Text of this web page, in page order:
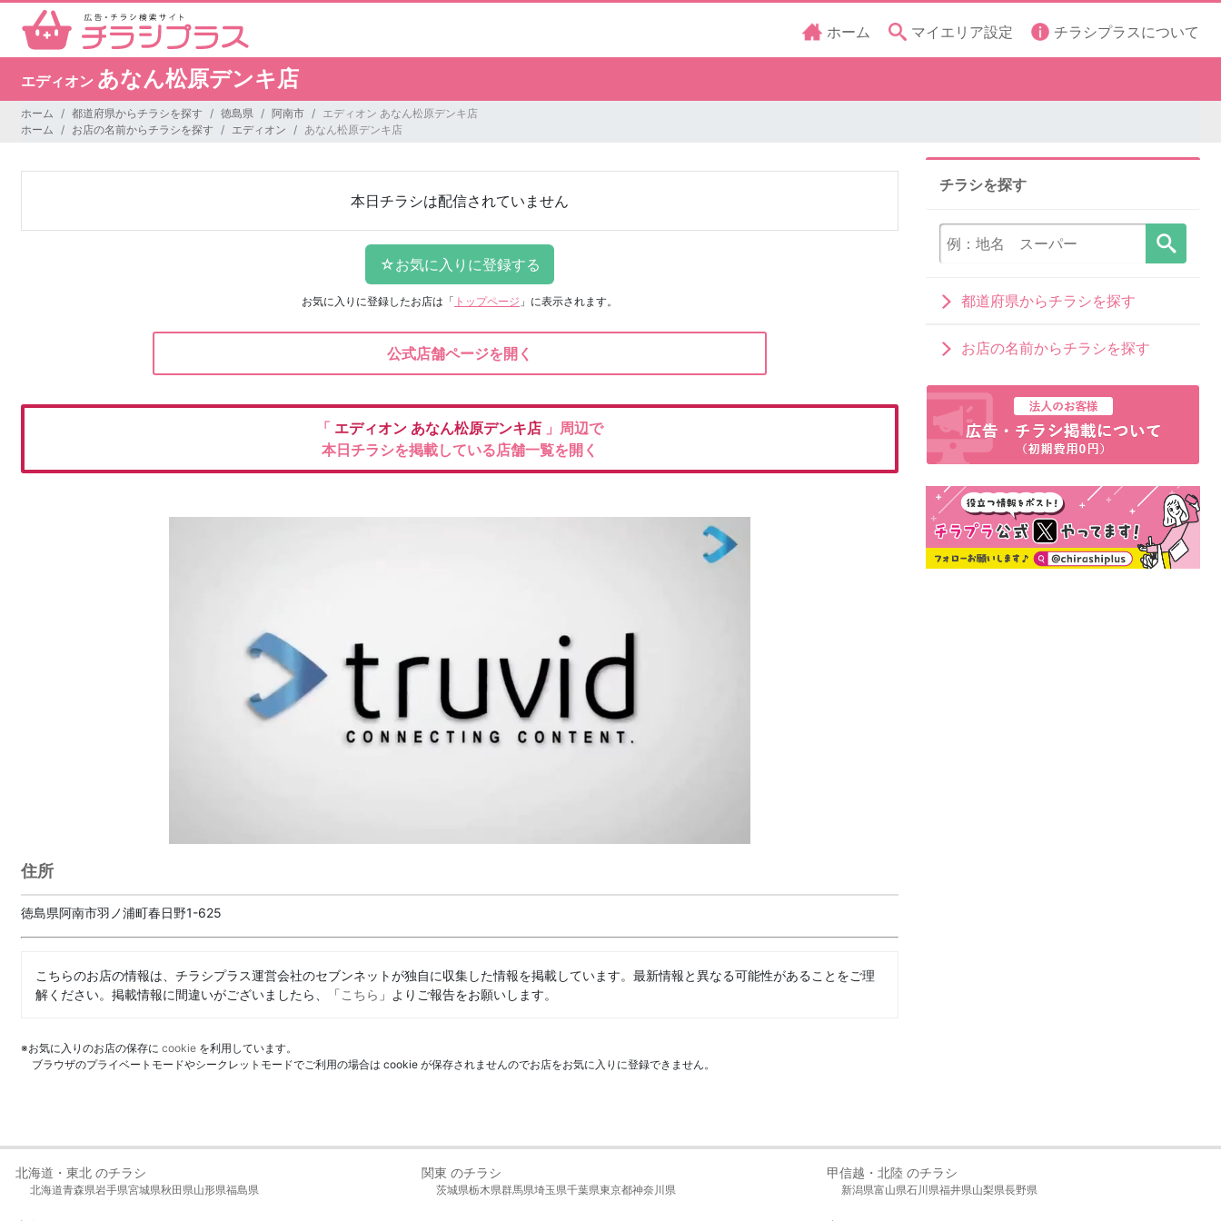
ホーム マイエリア設定 チラシプラスについて
エディオン あなん松原デンキ店
ホーム 都道府県からチラシを探す 徳島県 阿南市
エディオン あなん松原デンキ店
ホーム
お店の名前からチラシを探す エディオン あなん松原デンキ店
本日チラシは配信されていません
お気に入りに登録したお店は 「 トップページ 」に表示されます。
公式店舗ページを開く
「 エディオン あなん松原デンキ店 」周辺で
本日チラシを掲載している店舗一覧を開く
住所
徳島県阿南市羽ノ浦町春日野1-625
こちらのお店の情報は、チラシプラス運営会社のセブンネットが独自に収集した情報を掲載しています。最新情報と異なる可能性があることをご理
解ください。掲載情報に間違いがございましたら、「こちら 」よりご報告をお願いします。
※お気に入りのお店の保存に cookie を利用しています。
ブラウザのプライベートモードやシークレットモードでご利用の場合は cookie が保存されませんのでお店をお気に入りに登録できません。
チラシを探す
都道府県からチラシを探す
お店の名前からチラシを探す
北海道・東北 のチラシ
北海道青森県岩手県宮城県秋田県山形県福島県
関東 のチラシ
茨城県栃木県群馬県埼玉県千葉県東京都神奈川県
甲信越・北陸 のチラシ
新潟県富山県石川県福井県山梨県長野県